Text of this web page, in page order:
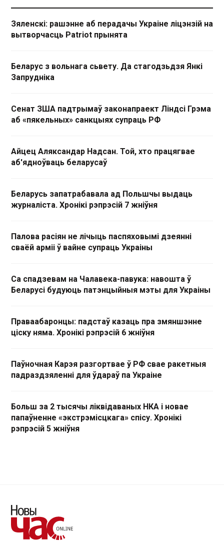
Зяленскі: рашэнне аб перадачы Украіне ліцэнзій на
вытворчасць Patriot прынята
Беларус з вольнага сьвету. Да стагодзьдзя Янкі
Запрудніка
Сенат ЗША падтрымаў законапраект Ліндсі Грэма
аб «пякельных» санкцыях супраць РФ
Айцец Аляксандар Надсан. Той, хто працягвае
аб'ядноўваць беларусаў
Беларусь запатрабавала ад Польшчы выдаць
журналіста. Хронікі рэпрэсій 7 жніўня
Палова расіян не лічыць паспяховымі дзеянні
сваёй арміі ў вайне супраць Украіны
Са спадзевам на Чалавека-павука: навошта ў
Беларусі будуюць патэнцыйныя мэты для Украіны
Праваабаронцы: падстаў казаць пра змяншэнне
ціску няма. Хронікі рэпрэсій 6 жніўня
Паўночная Карэя разгортвае ў РФ свае ракетныя
падраздзяленні для ўдараў па Украіне
Больш за 2 тысячы ліквідаваных НКА і новае
папаўненне «экстрэмісцкага» спісу. Хронікі
рэпрэсій 5 жніўня